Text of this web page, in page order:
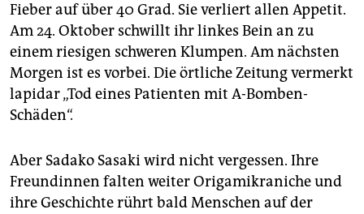
Fieber auf über 40 Grad. Sie verliert allen Appetit.
Am 24. Oktober schwillt ihr linkes Bein an zu
einem riesigen schweren Klumpen. Am nächsten
Morgen ist es vorbei. Die örtliche Zeitung vermerkt
lapidar „Tod eines Patienten mit A-Bomben-
Schäden“.
Aber Sadako Sasaki wird nicht vergessen. Ihre
Freundinnen falten weiter Origamikraniche und
ihre Geschichte rührt bald Menschen auf der